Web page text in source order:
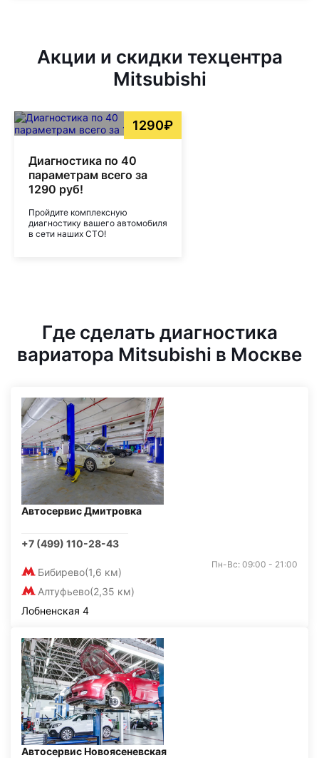
Акции и скидки техцентра
Mitsubishi
1290₽
Диагностика по 40
параметрам всего за
1290 руб!
Пройдите комплексную
диагностику вашего автомобиля
в сети наших СТО!
Где сделать диагностика
вариатора Mitsubishi в Москве
Автосервис Дмитровка
+7 (499) 110-28-43
Бибирево(1,6 км)
Алтуфьево(2,35 км)
Пн-Вс: 09:00 - 21:00
Лобненская 4
Автосервис Новоясеневская